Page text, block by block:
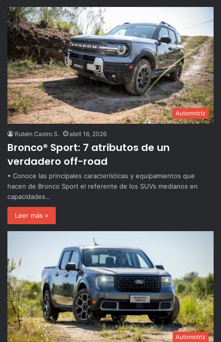
Automotriz
Rubén Castro S. abril 16, 2026
Bronco® Sport: 7 atributos de un
verdadero off-road
• Conoce las principales características y equipamientos que
hacen de Bronco Sport el referente de los SUVs medianos en
capacidades…
Leer más »
Automotriz